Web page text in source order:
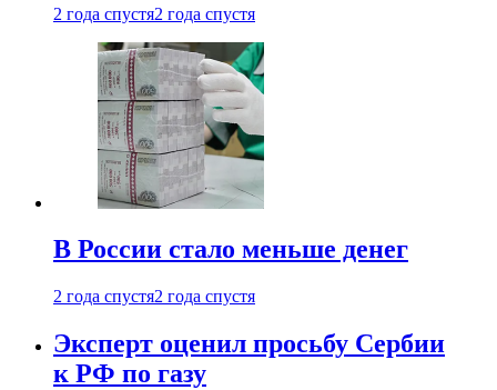
2 года спустя2 года спустя
В России стало меньше денег
2 года спустя2 года спустя
Эксперт оценил просьбу Сербии
к РФ по газу